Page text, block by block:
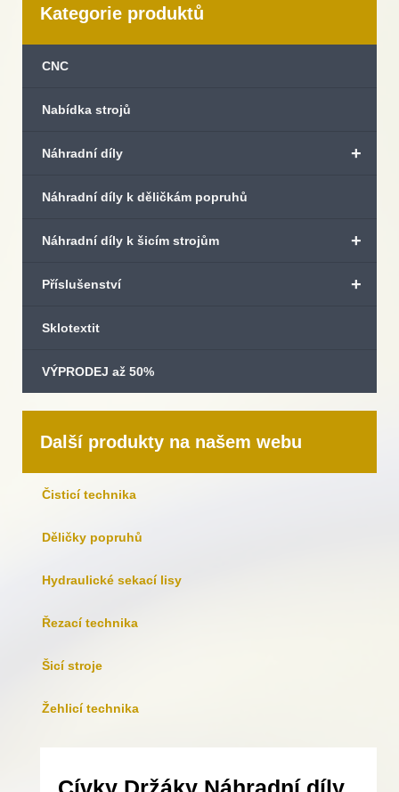
Kategorie produktů
CNC
Nabídka strojů
+
Náhradní díly
Náhradní díly k děličkám popruhů
+
Náhradní díly k šicím strojům
+
Příslušenství
Sklotextit
VÝPRODEJ až 50%
Další produkty na našem webu
Čisticí technika
Děličky popruhů
Hydraulické sekací lisy
Řezací technika
Šicí stroje
Žehlicí technika